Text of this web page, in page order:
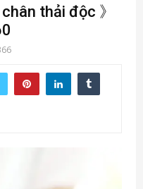
thải độc 》